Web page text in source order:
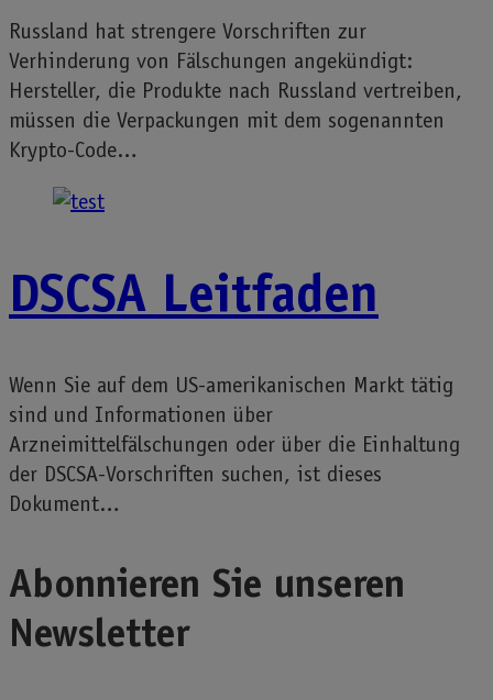
Russland hat strengere Vorschriften zur
Verhinderung von Fälschungen angekündigt:
Hersteller, die Produkte nach Russland vertreiben,
müssen die Verpackungen mit dem sogenannten
Krypto-Code…
DSCSA Leitfaden
Wenn Sie auf dem US-amerikanischen Markt tätig
sind und Informationen über
Arzneimittelfälschungen oder über die Einhaltung
der DSCSA-Vorschriften suchen, ist dieses
Dokument…
Abonnieren Sie unseren
Newsletter